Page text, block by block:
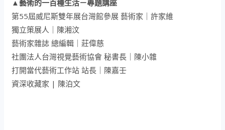
▲藝術的一百種生活－專題講座
第55屆威尼斯雙年展台灣館參展 藝術家｜許家維
獨立策展人｜陳湘汶
藝術家雜誌 總編輯｜莊偉慈
社團法人台灣視覺藝術協會 秘書長｜陳小雜
打開當代藝術工作站 站長｜陳嘉壬
資深收藏家 | 陳泊文